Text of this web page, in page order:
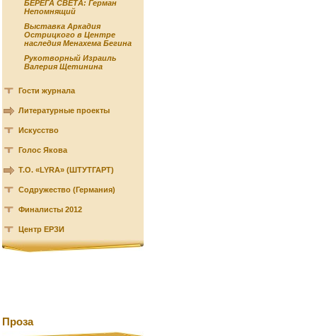
БЕРЕГА СВЕТА: Герман
Непомнящий
Выставка Аркадия
Острицкого в Центре
наследия Менахема Бегина
Рукотворный Израиль
Валерия Щетинина
Гости журнала
Литературные проекты
Искусство
Голос Якова
Т.О. «LYRA» (ШТУТГАРТ)
Содружество (Германия)
Финалисты 2012
Центр ЕРЗИ
Проза